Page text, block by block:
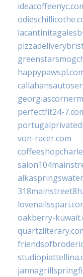
perfectfit24-
von-racer.com
oakberry-